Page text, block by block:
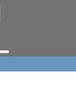
Zoeken